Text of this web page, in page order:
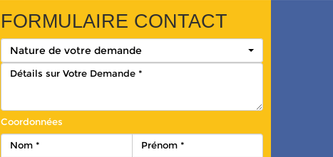
FORMULAIRE CONTACT
Nature de votre demande
Coordonnées